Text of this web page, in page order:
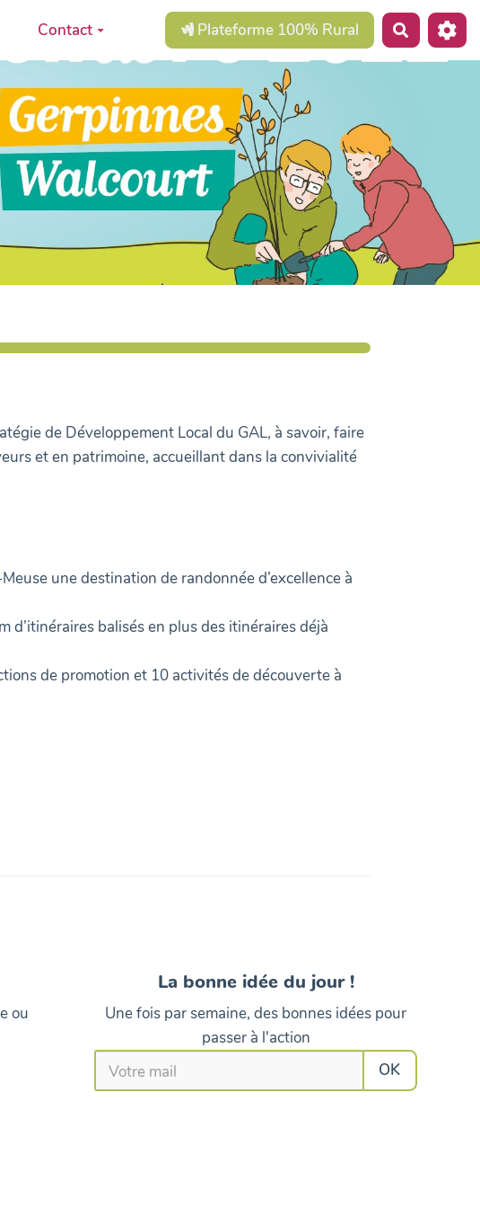
Contact Plateforme 100% Rural
de Développement Local du GAL, à savoir, faire
et en patrimoine, accueillant dans la convivialité
une destination de randonnée d’excellence à
d’itinéraires balisés en plus des itinéraires déjà
de promotion et 10 activités de découverte à
ou
La bonne idée du jour !
Une fois par semaine, des bonnes idées pour
passer à l'action